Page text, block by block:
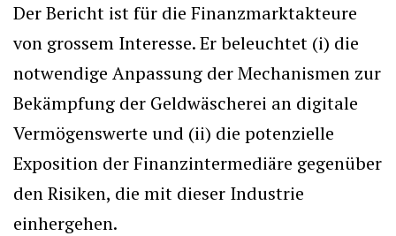
Der Bericht ist für die Finanzmarktakteure
von grossem Interesse. Er beleuchtet (i) die
notwendige Anpassung der Mechanismen zur
Bekämpfung der Geldwäscherei an digitale
Vermögenswerte und (ii) die potenzielle
Exposition der Finanzintermediäre gegenüber
den Risiken, die mit dieser Industrie
einhergehen.